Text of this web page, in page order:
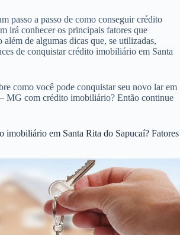
passo a passo de como conseguir crédito
irá conhecer os principais fatores que
de algumas dicas que, se utilizadas,
de conquistar crédito imobiliário em Santa
como você pode conquistar seu novo lar em
MG com crédito imobiliário? Então continue
imobiliário em Santa Rita do Sapucaí? Fatores